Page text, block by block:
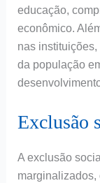
educação,
econômico.
nas
da população
Exclusão
A exclusão
marginalizados,